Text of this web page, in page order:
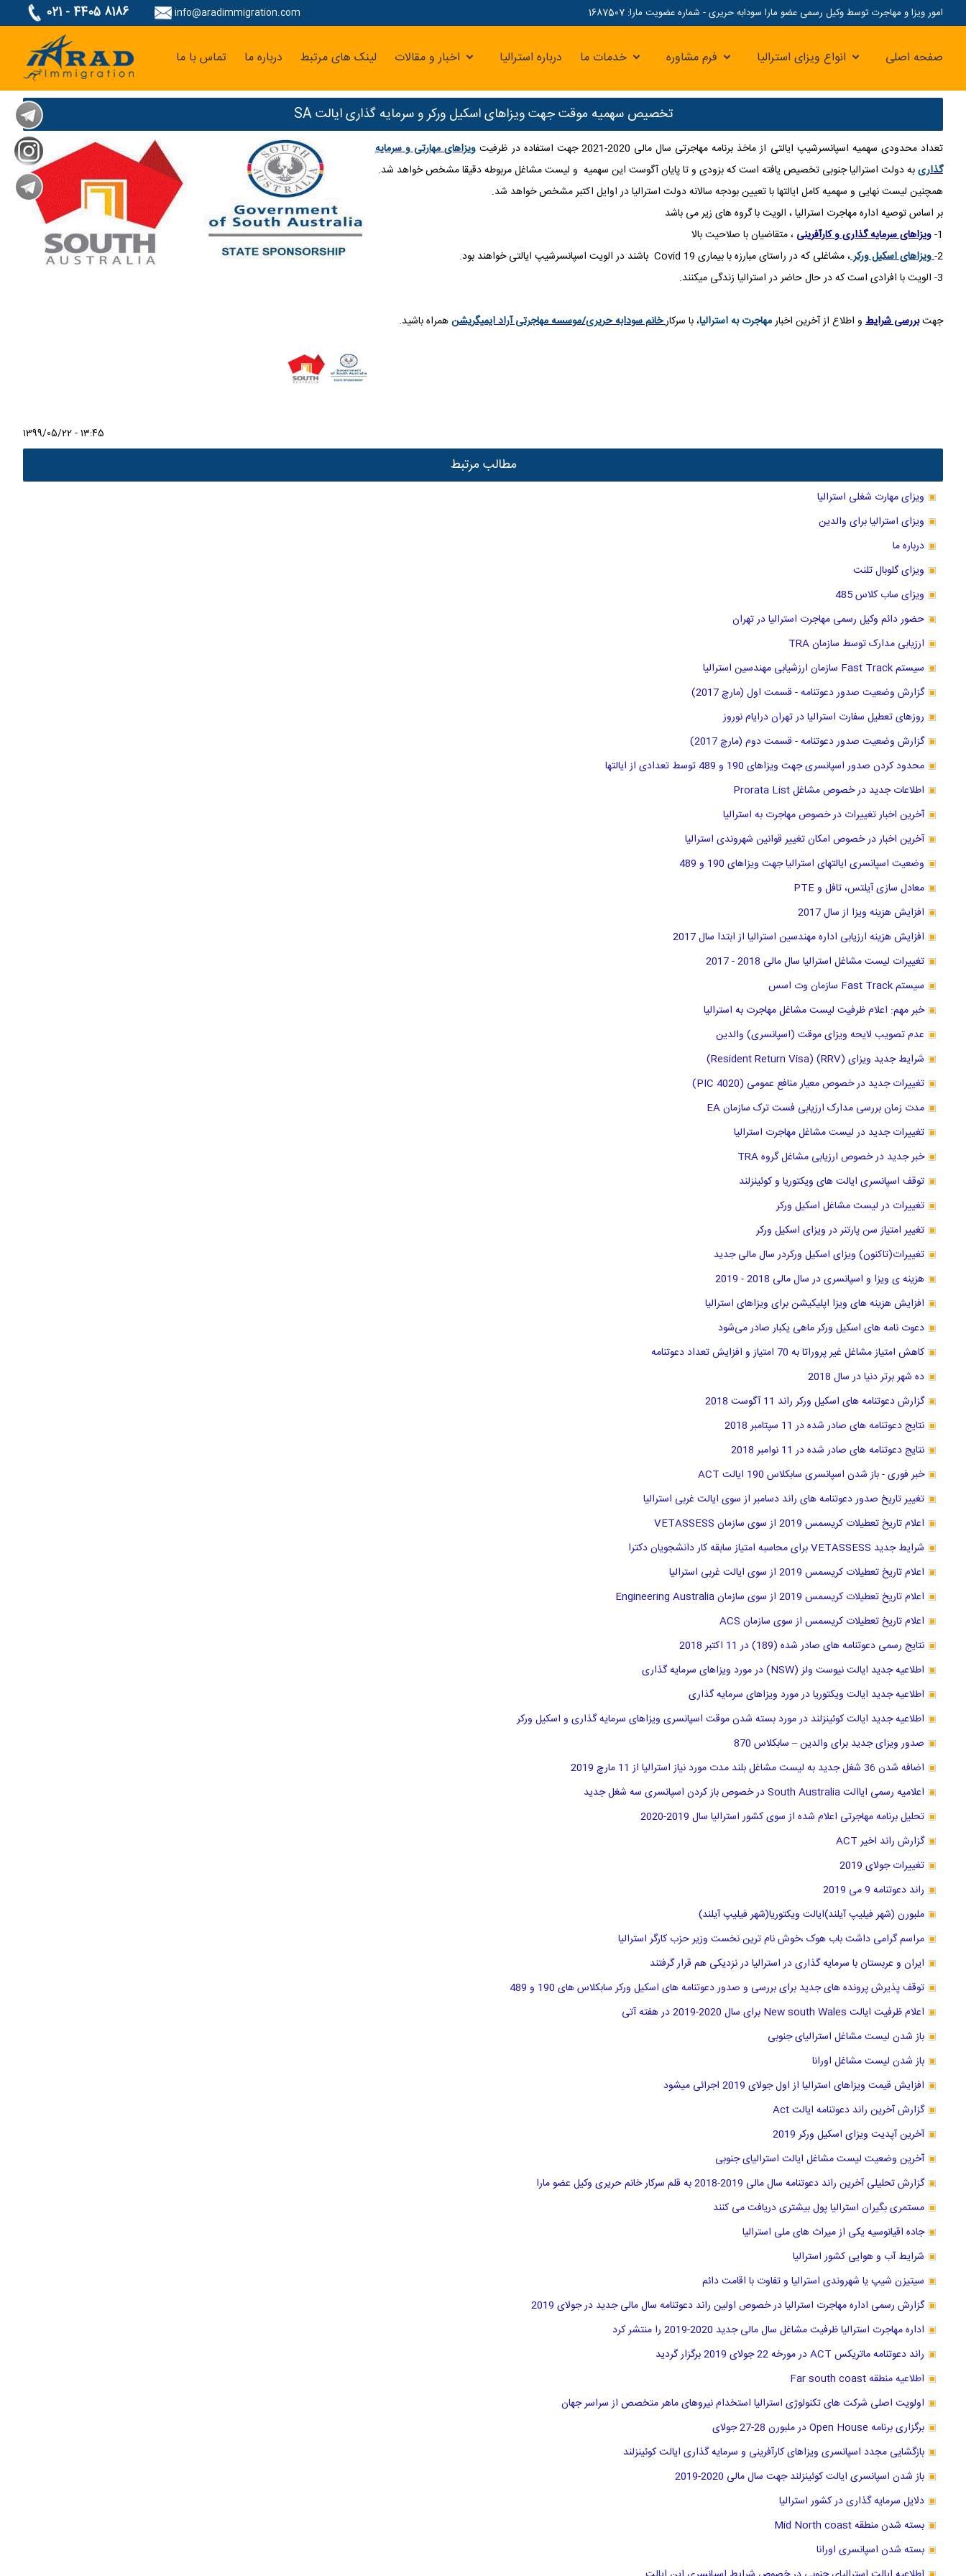
امور ویزا و مهاجرت توسط وکیل رسمی عضو مارا سودابه حریری - شماره عضویت مارا: 1687507 021 - 4405 8186 info@aradimmigration.com
صفحه اصلی انواع ویزای استرالیا فرم مشاوره خدمات ما درباره استرالیا اخبار و مقالات لینک های مرتبط درباره ما تماس با ما
تخصیص سهمیه موقت جهت ویزاهای اسکیل ورکر و سرمایه گذاری ایالت SA
تعداد محدودی سهمیه اسپانسرشیپ ایالتی از ماخذ برنامه مهاجرتی سال مالی 2020-2021 جهت استفاده در ظرفیت
ویزاهای مهارتی و سرمایه
گذاریبه دولت استرالیا جنوبی تخصیص یافته است که بزودی و تا پایان آگوست این سهمیه و لیست مشاغل مربوطه دقیقا مشخص خواهد شد.
همچنین لیست نهایی و سهمیه کامل ایالتها با تعیین بودجه سالانه دولت استرالیا در اوایل اکتبر مشخص خواهد شد.
بر اساس توصیه اداره مهاجرت استرالیا ، الویت با گروه های زیر می باشد
1- ویزاهای سرمایه گذاری و کارآفرینی ، متقاضیان با صلاحیت بالا
2-ویزاهای اسکیل ورکر، مشاغلی که در راستای مبارزه با بیماری Covid 19 باشند در الویت اسپانسرشیپ ایالتی خواهند بود.
3- الویت با افرادی است که در حال حاضر در استرالیا زندگی میکنند.
جهتبررسی شرایط و اطلاع از آخرین اخبارمهاجرت به استرالیا، با سرکارخانم سودابه حریری/موسسه مهاجرتی آراد ایمیگریشنهمراه باشید.
1399/05/22 - 13:45
مطالب مرتبط
ویزای مهارت شغلی استرالیا
ویزای استرالیا برای والدین
درباره ما
ویزای گلوبال تلنت
ویزای ساب کلاس 485
حضور دائم وکیل رسمی مهاجرت استرالیا در تهران
ارزیابی مدارک توسط سازمان TRA
سیستم Fast Track سازمان ارزشیابی مهندسین استرالیا
گزارش وضعیت صدور دعوتنامه - قسمت اول (مارچ 2017)
روزهای تعطیل سفارت استرالیا در تهران درایام نوروز
گزارش وضعیت صدور دعوتنامه - قسمت دوم (مارچ 2017)
محدود کردن صدور اسپانسری جهت ویزاهای 190 و 489 توسط تعدادی از ایالتها
اطلاعات جدید در خصوص مشاغل Prorata List
آخرین اخبار تغییرات در خصوص مهاجرت به استرالیا
آخرین اخبار در خصوص امکان تغییر قوانین شهروندی استرالیا
وضعیت اسپانسری ایالتهای استرالیا جهت ویزاهای 190 و 489
معادل سازی آیلتس، تافل و PTE
افزایش هزینه ویزا از سال 2017
افزایش هزینه ارزیابی اداره مهندسین استرالیا از ابتدا سال 2017
تغییرات لیست مشاغل استرالیا سال مالی 2018 - 2017
سیستم Fast Track سازمان وت اسس
خبر مهم: اعلام ظرفیت لیست مشاغل مهاجرت به استرالیا
عدم تصویب لایحه ویزای موقت (اسپانسری) والدین
شرایط جدید ویزای (RRV) (Resident Return Visa)
تغییرات جدید در خصوص معیار منافع عمومی (PIC 4020)
مدت زمان بررسی مدارک ارزیابی فست ترک سازمان EA
تغییرات جدید در لیست مشاغل مهاجرت استرالیا
خبر جدید در خصوص ارزیابی مشاغل گروه TRA
توقف اسپانسری ایالت های ویکتوریا و کوئینزلند
تغییرات در لیست مشاغل اسکیل ورکر
تغییر امتیاز سن پارتنر در ویزای اسکیل ورکر
تغییرات(تاکنون) ویزای اسکیل ورکردر سال مالی جدید
هزینه ی ویزا و اسپانسری در سال مالی 2018 - 2019
افزایش هزینه های ویزا اپلیکیشن برای ویزاهای استرالیا
دعوت نامه های اسکیل ورکر ماهی یکبار صادر می‌شود
کاهش امتیاز مشاغل غیر پروراتا به 70 امتیاز و افزایش تعداد دعوتنامه
ده شهر برتر دنیا در سال 2018
گزارش دعوتنامه های اسکیل ورکر راند 11 آگوست 2018
نتایج دعوتنامه های صادر شده در 11 سپتامبر 2018
نتایج دعوتنامه های صادر شده در 11 نوامبر 2018
خبر فوری - باز شدن اسپانسری سابکلاس 190 ایالت ACT
تغییر تاریخ صدور دعوتنامه های راند دسامبر از سوی ایالت غربی استرالیا
اعلام تاریخ تعطیلات کریسمس 2019 از سوی سازمان VETASSESS
شرایط جدید VETASSESS برای محاسبه امتیاز سابقه کار دانشجویان دکترا
اعلام تاریخ تعطیلات کریسمس 2019 از سوی ایالت غربی استرالیا
اعلام تاریخ تعطیلات کریسمس 2019 از سوی سازمان Engineering Australia
اعلام تاریخ تعطیلات کریسمس از سوی سازمان ACS
نتایج رسمی دعوتنامه های صادر شده (189) در 11 اکتبر 2018
اطلاعیه جدید ایالت نیوست ولز (NSW) در مورد ویزاهای سرمایه گذاری
اطلاعیه جدید ایالت ویکتوریا در مورد ویزاهای سرمایه گذاری
اطلاعیه جدید ایالت کوئینزلند در مورد بسته شدن موقت اسپانسری ویزاهای سرمایه گذاری و اسکیل ورکر
صدور ویزای جدید برای والدین – سابکلاس 870
اضافه شدن 36 شغل جدید به لیست مشاغل بلند مدت مورد نیاز استرالیا از 11 مارچ 2019
اعلامیه رسمی ایاالت South Australia در خصوص باز کردن اسپانسری سه شغل جدید
تحلیل برنامه مهاجرتی اعلام شده از سوی کشور استرالیا سال 2019-2020
گزارش راند اخیر ACT
تغییرات جولای 2019
راند دعوتنامه 9 می 2019
ملبورن (شهر فیلیپ آیلند)ایالت ویکتوریا(شهر فیلیپ آیلند)
مراسم گرامی داشت باب هوک ،خوش نام ترین نخست وزیر حزب کارگر استرالیا
ایران و عربستان با سرمایه گذاری در استرالیا در نزدیکی هم قرار گرفتند
توقف پذیرش پرونده های جدید برای بررسی و صدور دعوتنامه های اسکیل ورکر سابکلاس های 190 و 489
اعلام ظرفیت ایالت New south Wales برای سال 2020-2019 در هفته آتی
باز شدن لیست مشاغل استرالیای جنوبی
باز شدن لیست مشاغل اورانا
افزایش قیمت ویزاهای استرالیا از اول جولای 2019 اجرائی میشود
گزارش آخرین راند دعوتنامه ایالت Act
آخرین آپدیت ویزای اسکیل ورکر 2019
آخرین وضعیت لیست مشاغل ایالت استرالیای جنوبی
گزارش تحلیلی آخرین راند دعوتنامه سال مالی 2019-2018 به قلم سرکار خانم حریری وکیل عضو مارا
مستمری بگیران استرالیا پول بیشتری دریافت می کنند
جاده اقیانوسیه یکی از میراث های ملی استرالیا
شرایط آب و هوایی کشور استرالیا
سیتیزن شیپ یا شهروندی استرالیا و تفاوت با اقامت دائم
گزارش رسمی اداره مهاجرت استرالیا در خصوص اولین راند دعوتنامه سال مالی جدید در جولای 2019
اداره مهاجرت استرالیا ظرفیت مشاغل سال مالی جدید 2020-2019 را منتشر کرد
راند دعوتنامه ماتریکس ACT در مورخه 22 جولای 2019 برگزار گردید
اطلاعیه منطقه Far south coast
اولویت اصلی شرکت های تکنولوژی استرالیا استخدام نیروهای ماهر متخصص از سراسر جهان
برگزاری برنامه Open House در ملبورن 28-27 جولای
بازگشایی مجدد اسپانسری ویزاهای کارآفرینی و سرمایه گذاری ایالت کوئینزلند
باز شدن اسپانسری ایالت کوئینزلند جهت سال مالی 2020-2019
دلایل سرمایه گذاری در کشور استرالیا
بسته شدن منطقه Mid North coast
بسته شدن اسپانسری اورانا